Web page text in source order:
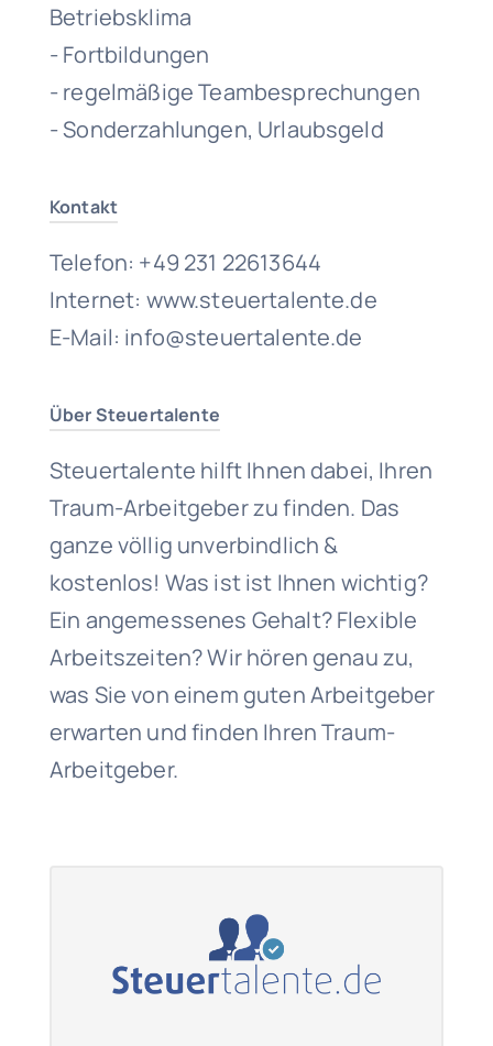
Betriebsklima
- Fortbildungen
- regelmäßige Teambesprechungen
- Sonderzahlungen, Urlaubsgeld
Kontakt
Telefon: +49 231 22613644
Internet: www.steuertalente.de
E-Mail: info@steuertalente.de
Über Steuertalente
Steuertalente hilft Ihnen dabei, Ihren
Traum-Arbeitgeber zu finden. Das
ganze völlig unverbindlich &
kostenlos! Was ist ist Ihnen wichtig?
Ein angemessenes Gehalt? Flexible
Arbeitszeiten? Wir hören genau zu,
was Sie von einem guten Arbeitgeber
erwarten und finden Ihren Traum-
Arbeitgeber.